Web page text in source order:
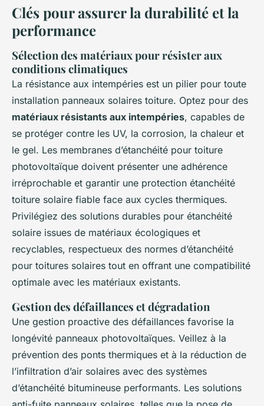
Clés pour assurer la durabilité et la
performance
Sélection des matériaux pour résister aux
conditions climatiques
La résistance aux intempéries est un pilier pour toute
installation panneaux solaires toiture. Optez pour des
matériaux résistants aux intempéries, capables de
se protéger contre les UV, la corrosion, la chaleur et
le gel. Les membranes d’étanchéité pour toiture
photovoltaïque doivent présenter une adhérence
irréprochable et garantir une protection étanchéité
toiture solaire fiable face aux cycles thermiques.
Privilégiez des solutions durables pour étanchéité
solaire issues de matériaux écologiques et
recyclables, respectueux des normes d’étanchéité
pour toitures solaires tout en offrant une compatibilité
optimale avec les matériaux existants.
Gestion des défaillances et dégradation
Une gestion proactive des défaillances favorise la
longévité panneaux photovoltaïques. Veillez à la
prévention des ponts thermiques et à la réduction de
l’infiltration d’air solaires avec des systèmes
d’étanchéité bitumineuse performants. Les solutions